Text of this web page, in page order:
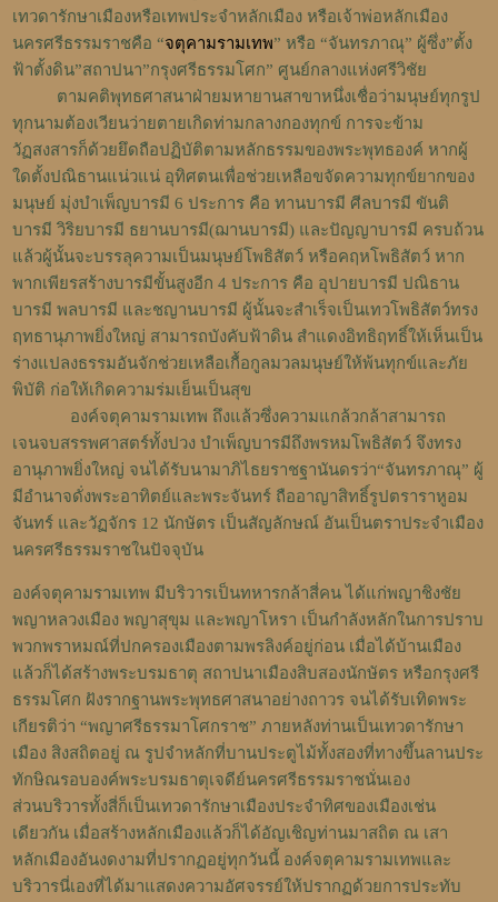
เทวดารักษาเมืองหรือเทพประจำหลักเมือง หรือเจ้าพ่อหลักเมือง
นครศรีธรรมราชคือ “จตุคามรามเทพ” หรือ “จันทรภาณุ” ผู้ซึ่ง”ตั้ง
ฟ้าตั้งดิน”สถาปนา”กรุงศรีธรรมโศก” ศูนย์กลางแห่งศรีวิชัย
ตามคติพุทธศาสนาฝ่ายมหายานสาขาหนึ่งเชื่อว่ามนุษย์ทุกรูป
ทุกนามต้องเวียนว่ายตายเกิดท่ามกลางกองทุกข์ การจะข้าม
วัฏสงสารก็ด้วยยึดถือปฏิบัติตามหลักธรรมของพระพุทธองค์ หากผู้
ใดตั้งปณิธานแน่วแน่ อุทิศตนเพื่อช่วยเหลือขจัดความทุกข์ยากของ
มนุษย์ มุ่งบำเพ็ญบารมี 6 ประการ คือ ทานบารมี ศีลบารมี ขันติ
บารมี วิริยบารมี ธยานบารมี(ฌานบารมี) และปัญญาบารมี ครบถ้วน
แล้วผู้นั้นจะบรรลุความเป็นมนุษย์โพธิสัตว์ หรือคฤหโพธิสัตว์ หาก
พากเพียรสร้างบารมีขั้นสูงอีก 4 ประการ คือ อุปายบารมี ปณิธาน
บารมี พลบารมี และชญานบารมี ผู้นั้นจะสำเร็จเป็นเทวโพธิสัตว์ทรง
ฤทธานุภาพยิ่งใหญ่ สามารถบังคับฟ้าดิน สำแดงอิทธิฤทธิ์ให้เห็นเป็น
ร่างแปลงธรรมอันจักช่วยเหลือเกื้อกูลมวลมนุษย์ให้พ้นทุกข์และภัย
พิบัติ ก่อให้เกิดความร่มเย็นเป็นสุข
องค์จตุคามรามเทพ ถึงแล้วซึ่งความแกล้วกล้าสามารถ
เจนจบสรรพศาสตร์ทั้งปวง บำเพ็ญบารมีถึงพรหมโพธิสัตว์ จึงทรง
อานุภาพยิ่งใหญ่ จนได้รับนามาภิไธยราชฐานันดรว่า“จันทรภาณุ” ผู้
มีอำนาจดั่งพระอาทิตย์และพระจันทร์ ถืออาญาสิทธิ์รูปตราราหูอม
จันทร์ และวัฏจักร 12 นักษัตร เป็นสัญลักษณ์ อันเป็นตราประจำเมือง
นครศรีธรรมราชในปัจจุบัน
องค์จตุคามรามเทพ มีบริวารเป็นทหารกล้าสี่คน ได้แก่พญาชิงชัย
พญาหลวงเมือง พญาสุขุม และพญาโหรา เป็นกำลังหลักในการปราบ
พวกพราหมณ์ที่ปกครองเมืองตามพรลิงค์อยู่ก่อน เมื่อได้บ้านเมือง
แล้วก็ได้สร้างพระบรมธาตุ สถาปนาเมืองสิบสองนักษัตร หรือกรุงศรี
ธรรมโศก ฝังรากฐานพระพุทธศาสนาอย่างถาวร จนได้รับเทิดพระ
เกียรติว่า “พญาศรีธรรมาโศกราช” ภายหลังท่านเป็นเทวดารักษา
เมือง สิงสถิตอยู่ ณ รูปจำหลักที่บานประตูไม้ทั้งสองที่ทางขึ้นลานประ
ทักษิณรอบองค์พระบรมธาตุเจดีย์นครศรีธรรมราชนั่นเอง
ส่วนบริวารทั้งสี่ก็เป็นเทวดารักษาเมืองประจำทิศของเมืองเช่น
เดียวกัน เมื่อสร้างหลักเมืองแล้วก็ได้อัญเชิญท่านมาสถิต ณ เสา
หลักเมืองอันงดงามที่ปรากฏอยู่ทุกวันนี้ องค์จตุคามรามเทพและ
บริวารนี่เองที่ได้มาแสดงความอัศจรรย์ให้ปรากฏด้วยการประทับ